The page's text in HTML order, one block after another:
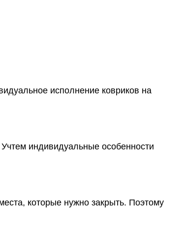
исполнение ковриков на
индивидуальные особенности
которые нужно закрыть. Поэтому